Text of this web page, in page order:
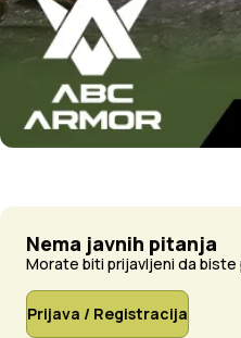
Nema javnih pitanja
Morate biti prijavljeni da
Prijava / Registracija